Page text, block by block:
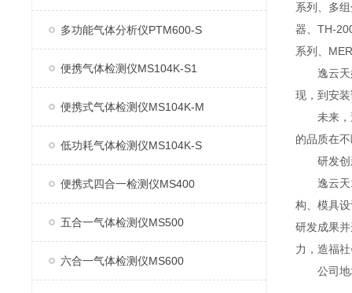
多功能气体分析仪PTM600-S
便携气体检测仪MS104K-S1
便携式气体检测仪MS104K-M
低功耗气体检测仪MS104K-S
便携式四合一检测仪MS400
五合一气体检测仪MS500
六合一气体检测仪MS600
系列、多
器、TH-
系列、
逸云天始
现，到安
未来，逸
的品质在
研发创
逸云天13
构、模具
研发成果
力，造福
公司地址